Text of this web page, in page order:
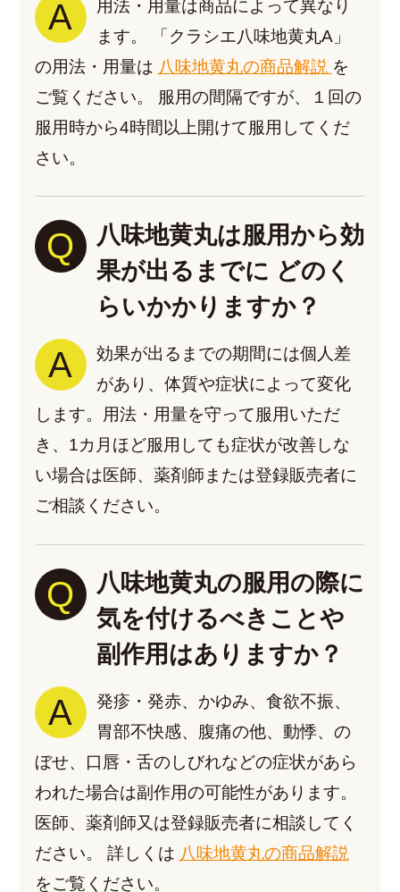
A
用法・用量は商品によって異なり
ます。
「クラシエ八味地黄丸A」
の用法・用量は 八味地黄丸の商品解説 を
ご覧ください。
服用の間隔ですが、１回の
服用時から4時間以上開けて服用してくだ
さい。
Q
八味地黄丸は服用から効
果が出るまでに どのく
らいかかりますか？
A
効果が出るまでの期間には個人差
があり、体質や症状によって変化
します。用法・用量を守って服用いただ
き、1カ月ほど服用しても症状が改善しな
い場合は医師、薬剤師または登録販売者に
ご相談ください。
Q
八味地黄丸の服用の際に
気を付けるべきことや
副作用はありますか？
A
発疹・発赤、かゆみ、食欲不振、
胃部不快感、腹痛の他、動悸、の
ぼせ、口唇・舌のしびれなどの症状があら
われた場合は副作用の可能性があります。
医師、薬剤師又は登録販売者に相談してく
ださい。 詳しくは 八味地黄丸の商品解説
をご覧ください。